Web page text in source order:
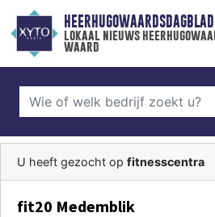
lokaal nieuws
waard
U heeft gezocht op fitnesscentra
fit20 Medemblik